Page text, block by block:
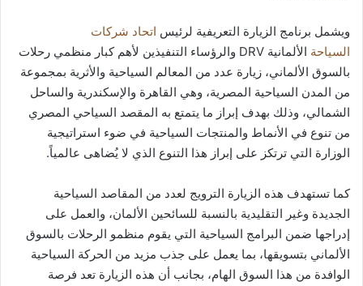
ويشمل برنامج الزيارة التعريفية لرئيس اتحاد شركات
السياحة
الألمانية DRV والرؤساء التنفيذين لأهم كبار منظمي رحلات
بالسوق الألماني، زيارة عدد من المعالم السياحية والأثرية بمجموعة
من المدن السياحية المصرية، وهي القاهرة والإسكندرية والساحل
الشمالي، وذلك بهدف إبراز ما يتمتع به المقصد السياحي المصري
من تنوع في الأنماط والمنتجات السياحية في ضوء استراتيجية
الوزارة التي ترتكز على إبراز هذا التنوع الذي لا يُضاهى عالمياً.
كما تستهدف هذه الزيارة الترويج لعدد من المقاصد السياحية
الجديدة وغير التقليدية بالنسبة للسائحين الألمان، والعمل على
إدراجها ضمن البرامج السياحية التي يقوم منظمو الرحلات بالسوق
الألماني بتسويقها، بما يعمل على جذب مزيد من الحركة السياحية
الوافدة من هذا السوق الهام، بجانب أن هذه الزيارة تعد فرصة